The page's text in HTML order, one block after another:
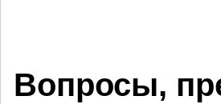
Вопросы,